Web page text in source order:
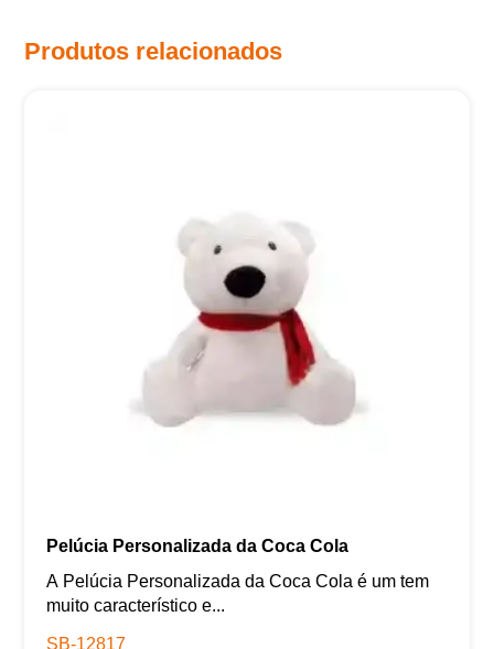
Produtos relacionados
Pelúcia Personalizada da Coca Cola
A Pelúcia Personalizada da Coca Cola é um tem
muito característico e...
SB-12817